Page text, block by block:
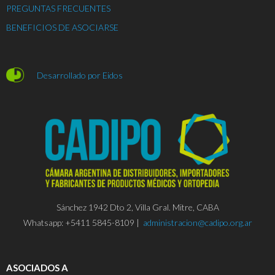
PREGUNTAS FRECUENTES
BENEFICIOS DE ASOCIARSE
Desarrollado por Eidos
Sánchez 1942 Dto 2, Villa Gral. Mitre, CABA
Whatsapp: +5411 5845-8109 | administracion@cadipo.org.ar
ASOCIADOS A